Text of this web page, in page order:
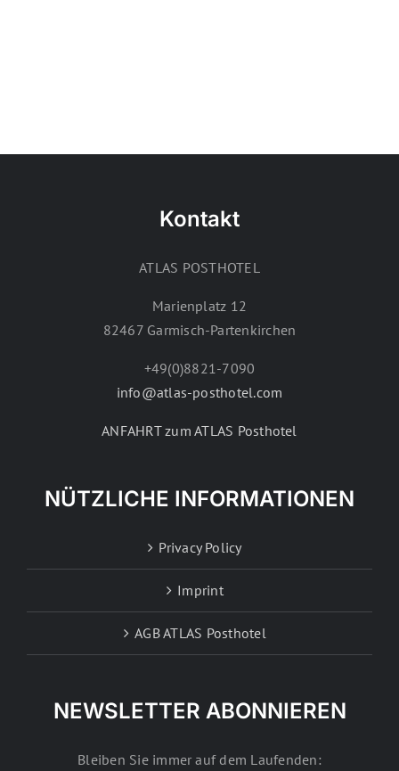
Kontakt
ATLAS POSTHOTEL
Marienplatz 12
82467 Garmisch-Partenkirchen
+49(0)8821-7090
info@atlas-posthotel.com
ANFAHRT zum ATLAS Posthotel
NÜTZLICHE INFORMATIONEN
Privacy Policy
Imprint
AGB ATLAS Posthotel
NEWSLETTER ABONNIEREN
Bleiben Sie immer auf dem Laufenden: